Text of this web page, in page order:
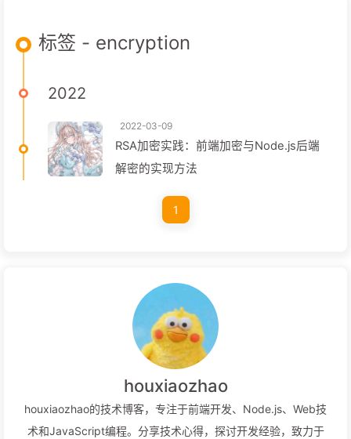
标签 - encryption
2022
2022-03-09
RSA加密实践：前端加密与Node.js后端
解密的实现方法
1
houxiaozhao
houxiaozhao的技术博客，专注于前端开发、Node.js、Web技
术和JavaScript编程。分享技术心得，探讨开发经验，致力于